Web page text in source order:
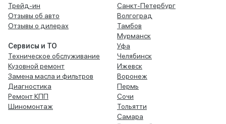
Трейд-ин
Отзывы об авто
Отзывы о дилерах
Сервисы и ТО
Техническое обслуживание
Кузовной ремонт
Замена масла и фильтров
Диагностика
Ремонт КПП
Шиномонтаж
Санкт-Петербург
Волгоград
Тамбов
Мурманск
Уфа
Челябинск
Ижевск
Воронеж
Пермь
Сочи
Тольятти
Самара